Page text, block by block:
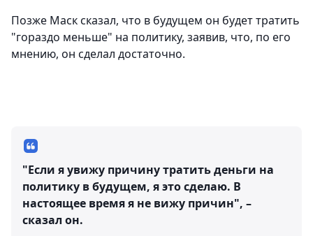
Позже Маск сказал, что в будущем он будет тратить
"гораздо меньше" на политику, заявив, что, по его
мнению, он сделал достаточно.
"Если я увижу причину тратить деньги на
политику в будущем, я это сделаю. В
настоящее время я не вижу причин", –
сказал он.